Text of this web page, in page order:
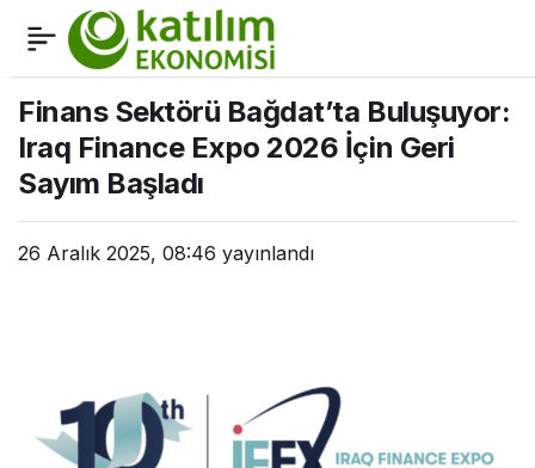
Finans Sektörü Bağdat’ta Buluşuyor:
Iraq Finance Expo 2026 İçin Geri
Sayım Başladı
26 Aralık 2025, 08:46 yayınlandı
Paranın Hikâyesi Pera
Müzesi’nde Anlatılıyor